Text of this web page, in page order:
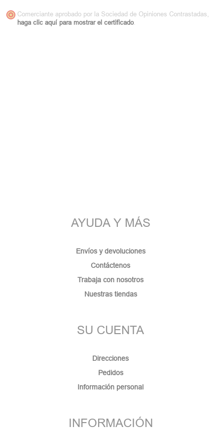
Comerciante aprobado por la Sociedad de Opiniones Contrastadas,
haga clic aquí para mostrar el certificado.
AYUDA Y MÁS
Envíos y devoluciones
Contáctenos
Trabaja con nosotros
Nuestras tiendas
SU CUENTA
Direcciones
Pedidos
Información personal
INFORMACIÓN